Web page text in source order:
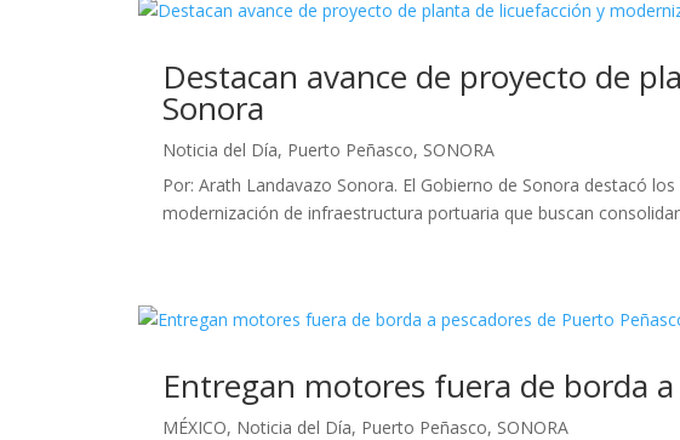
Destacan avance de proyecto de
Sonora
Noticia del Día, Puerto Peñasco, SONORA
Por: Arath Landavazo Sonora. El Gobierno de Sonora destacó
modernización de infraestructura portuaria que buscan
Entregan motores fuera de borda
MÉXICO, Noticia del Día, Puerto Peñasco, SONORA